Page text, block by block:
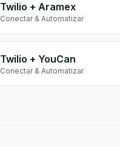
Twilio + Aramex
Conectar & Automatizar
Twilio + YouCan
Conectar & Automatizar